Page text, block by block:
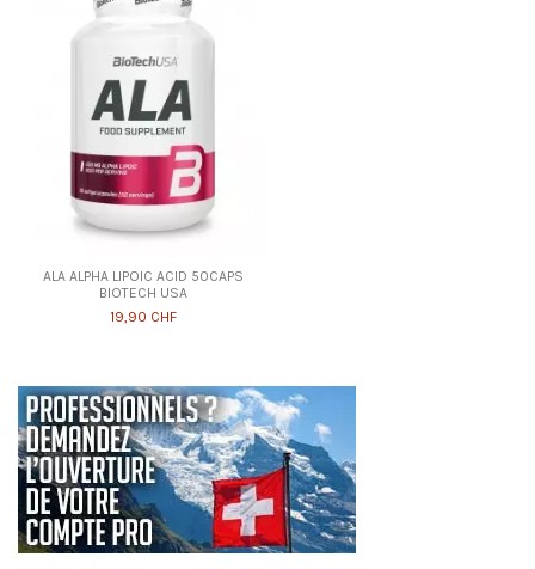
ALA ALPHA LIPOIC ACID 50CAPS
BIOTECH USA
19,90 CHF